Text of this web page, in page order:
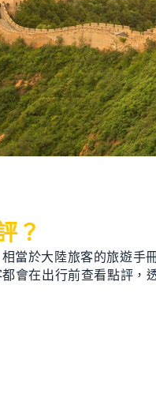
？
當於大陸旅客的旅遊手
會在出行前查看點評，